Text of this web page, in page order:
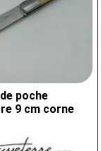
poche
9 cm corne